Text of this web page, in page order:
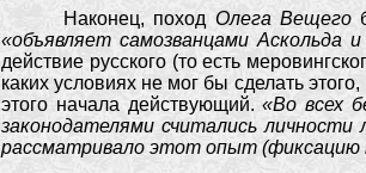
Наконец, поход Олега Вещего
«объявляет самозванцами Аскольда
действие русского (то есть
каких условиях не мог бы сделать
этого начала действующий.«Во всех
законодателями считались
рассматривало этот опыт (фиксацию